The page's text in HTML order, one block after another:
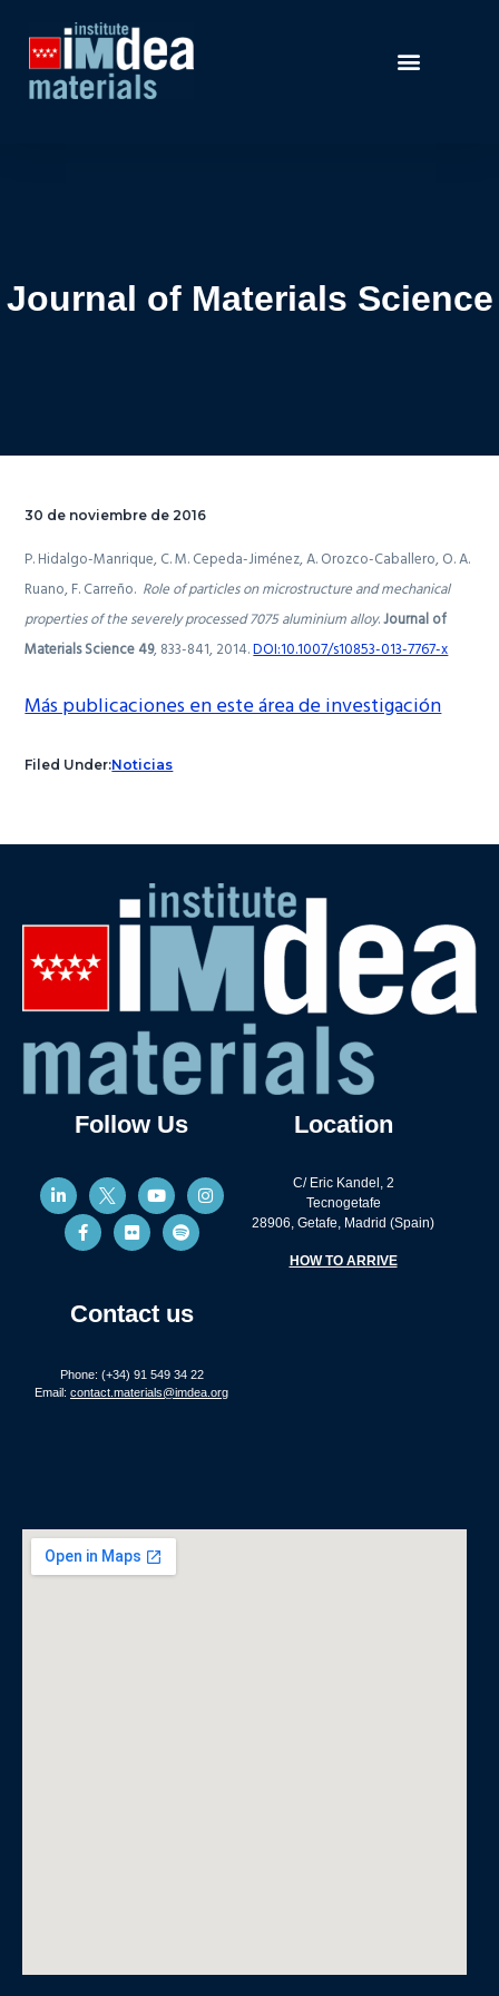
Journal of Materials Science
30 de noviembre de 2016
P. Hidalgo-Manrique, C. M. Cepeda-Jiménez, A. Orozco-Caballero, O. A.
Ruano, F. Carreño. Role of particles on microstructure and mechanical
properties of the severely processed 7075 aluminium alloy.Journal of
Materials Science 49, 833-841, 2014.DOI:10.1007/s10853-013-7767-x
Más publicaciones en este área de investigación
Filed Under:Noticias
Follow Us
Contact us
Phone: (+34) 91 549 34 22
Email: contact.materials@imdea.org
Location
C/ Eric Kandel, 2
Tecnogetafe
28906, Getafe, Madrid (Spain)
HOW TO ARRIVE